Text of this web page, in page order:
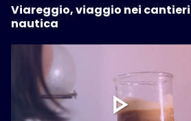
Viareggio, viaggio nei
nautica